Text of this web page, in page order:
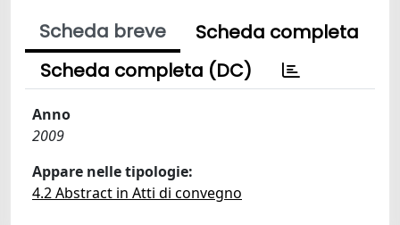
Scheda breve
Scheda completa
Scheda completa (DC)
Anno
2009
Appare nelle tipologie:
4.2 Abstract in Atti di convegno